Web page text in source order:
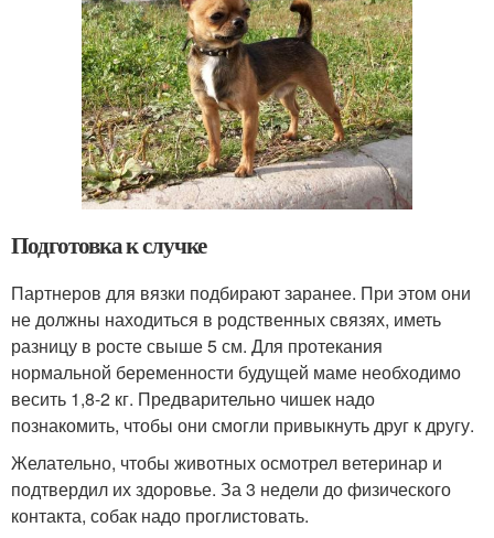
Подготовка к случке
Партнеров для вязки подбирают заранее. При этом они
не должны находиться в родственных связях, иметь
разницу в росте свыше 5 см. Для протекания
нормальной беременности будущей маме необходимо
весить 1,8-2 кг. Предварительно чишек надо
познакомить, чтобы они смогли привыкнуть друг к другу.
Желательно, чтобы животных осмотрел ветеринар и
подтвердил их здоровье. За 3 недели до физического
контакта, собак надо проглистовать.